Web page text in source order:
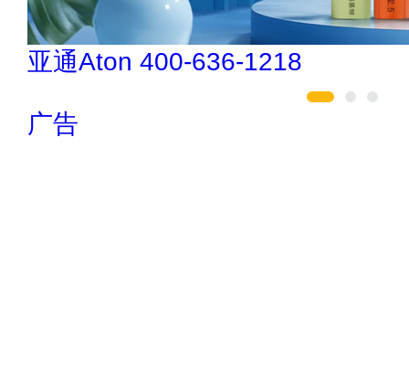
驴充充 0797-966999
广告